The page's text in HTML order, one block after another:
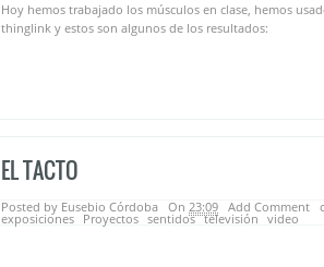
Hoy hemos trabajado los músculos en clase, hemos
thinglink y estos son algunos de los resultados:
EL TACTO
Posted by Eusebio Córdoba On 23:09 Add Comment
exposiciones Proyectos sentidos televisión video